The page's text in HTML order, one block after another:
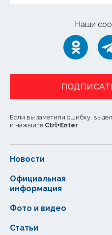
Наши
Если вы заметили ошибку,
и нажмите Ctrl+Enter
Новости
Статьи
Официальная
информация
Фото и видео